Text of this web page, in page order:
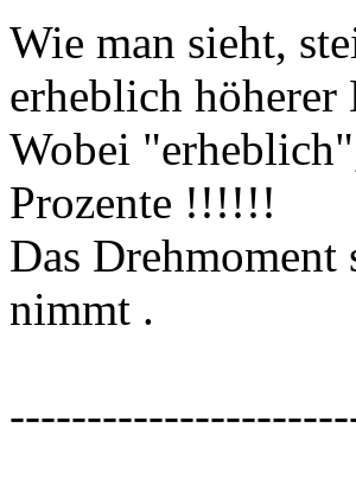
Wie man sieht,
erheblich höherer
Wobei
Prozente !!!!!!
Das
nimmt .